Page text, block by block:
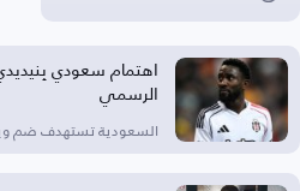
اهتمام سعودي
الرسمي
السعودية تستهدف ضم